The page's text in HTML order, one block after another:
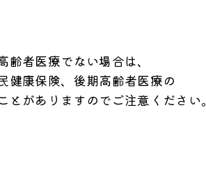
者医療でない場合は、
康保険、後期高齢者医療の
ありますのでご注意ください。